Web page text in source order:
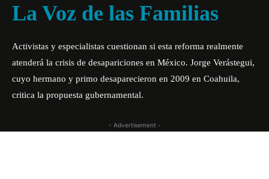
La Voz de las Familias
Activistas y especialistas cuestionan si esta reforma realmente
atenderá la crisis de desapariciones en México. Jorge Verástegui,
cuyo hermano y primo desaparecieron en 2009 en Coahuila,
critica la propuesta gubernamental.
- Advertisement -